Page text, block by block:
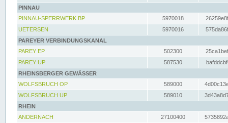
PINNAU
PINNAU-SPERRWERK BP
5970018
UETERSEN
5970016
PAREYER VERBINDUNGSKANAL
PAREY EP
502300
PAREY UP
587530
RHEINSBERGER GEWÄSSER
WOLFSBRUCH OP
589000
WOLFSBRUCH UP
589010
RHEIN
ANDERNACH
27100400